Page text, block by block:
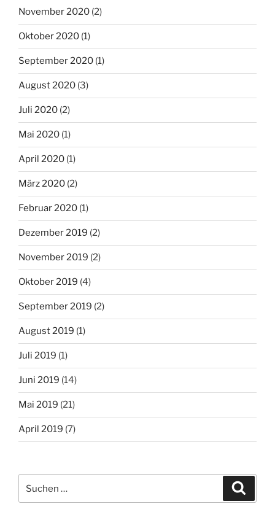
November 2020 (2)
Oktober 2020 (1)
September 2020 (1)
August 2020 (3)
Juli 2020 (2)
Mai 2020 (1)
April 2020 (1)
März 2020 (2)
Februar 2020 (1)
Dezember 2019 (2)
November 2019 (2)
Oktober 2019 (4)
September 2019 (2)
August 2019 (1)
Juli 2019 (1)
Juni 2019 (14)
Mai 2019 (21)
April 2019 (7)
nach: